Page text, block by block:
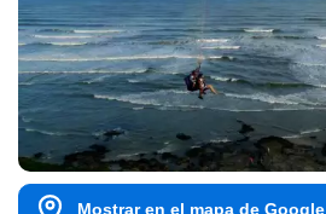
Mostrar en el mapa de Google